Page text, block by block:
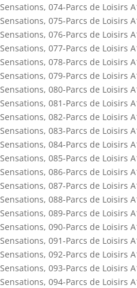
Sensations, 074-Parcs de Loisirs
Sensations, 075-Parcs de Loisirs
Sensations, 076-Parcs de Loisirs
Sensations, 077-Parcs de Loisirs
Sensations, 078-Parcs de Loisirs
Sensations, 079-Parcs de Loisirs
Sensations, 080-Parcs de Loisirs
Sensations, 081-Parcs de Loisirs
Sensations, 082-Parcs de Loisirs
Sensations, 083-Parcs de Loisirs
Sensations, 084-Parcs de Loisirs
Sensations, 085-Parcs de Loisirs
Sensations, 086-Parcs de Loisirs
Sensations, 087-Parcs de Loisirs
Sensations, 088-Parcs de Loisirs
Sensations, 089-Parcs de Loisirs
Sensations, 090-Parcs de Loisirs
Sensations, 091-Parcs de Loisirs
Sensations, 092-Parcs de Loisirs
Sensations, 093-Parcs de Loisirs
Sensations, 094-Parcs de Loisirs